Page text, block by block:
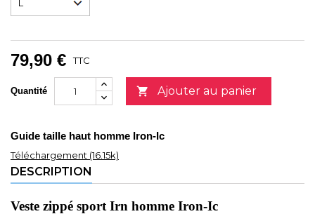
79,90 € TTC
Quantité  Ajouter au panier
Guide taille haut homme Iron-Ic
Téléchargement (16.15k)
DESCRIPTION
Veste zippé sport Irn homme Iron-Ic